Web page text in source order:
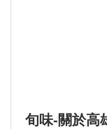
旬味-關於高